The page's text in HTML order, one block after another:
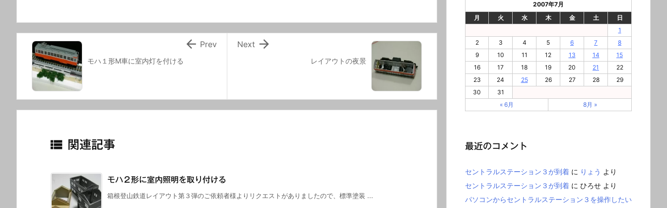
レイアウトの夜景

Next
モハ１形M車に室内灯を付ける
 Prev
 関連記事
モハ２形に室内照明を取り付ける
箱根登山鉄道レイアウト第３弾のご依頼者様よりリクエストがありましたので、標準塗装 ...
2007年7月
月
火 水 木 金 土
日
1
2
3 4 5 6 7
8
9
10 11 12 13 14
15
16
17 18 19 20 21
22
23
24 25 26 27 28
29
30
31
« 6月
8月 »
最近のコメント
セントラルステーション３が到着 に りょう より
セントラルステーション３が到着 に ひろせ より
パソコンからセントラルステーション３を操作したい